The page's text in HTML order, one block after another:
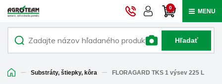
0 MENU
Hľadať
Substráty, štiepky, kôra FLORAGARD TKS 1 výsev 225 L